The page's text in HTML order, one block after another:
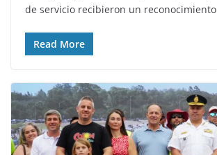
de servicio recibieron un reconocimiento
Read More